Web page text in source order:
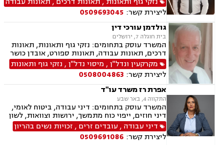
עקב רשלנות, ביטוח לאומי, גישור.
ליצירת קשר: 0509693045
גולדמן עורכי דין
בית חוגלה 7, ירושלים
המשרד עוסק בתחומים: נזקי גוף ותאונות, תאונות
דרכים, תאונות עבודה, תאונות ספורט, אובדן כושר
עבודה, תאונות עקב רשלנות, תביעות ביטוח ונזקי
רכוש, ביטוח לאומי, רשלנות רפואית, מקרקעין
ונדל"ן, אזרחות זרה ודרכון זר, דיני חוזים, דיני
ספורט, לשון הרע, ירושות וצוואות, מיסוי נדל"ן.
מקרקעין ונדל"ן, מיסוי נדל"ן, נזקי גוף ותאונות
ליצירת קשר: 0508004863
אפרת רז משרד עו"ד
התקווה 4, באר שבע
המשרד עוסק בתחומים: דיני עבודה, ביטוח לאומי,
דיני חוזים, ייפוי כוח מתמשך, ירושות וצוואות, לשון
הרע, מקרקעין ונדל"ן, נזקי גוף ותאונות
דיני עבודה ,עובדים זרים , זכויות נשים בהריון
ליצירת קשר: 0509691086